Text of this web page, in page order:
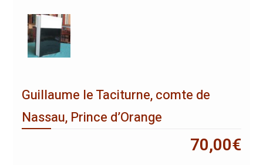
Guillaume le Taciturne, comte de
Nassau, Prince d’Orange
70,00€